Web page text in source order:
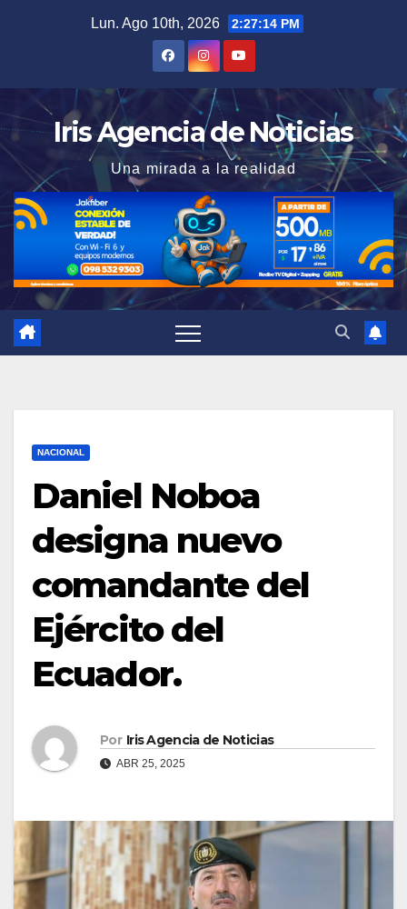
Lun. Ago 10th, 2026 2:27:15 PM
Iris Agencia de Noticias
Una mirada a la realidad
NACIONAL
Daniel Noboa
designa nuevo
comandante del
Ejército del
Ecuador.
Por Iris Agencia de Noticias
ABR 25, 2025